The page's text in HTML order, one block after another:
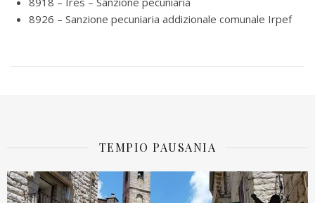
8926 – Sanzione pecuniaria addizionale comunale Irpef
TEMPIO PAUSANIA